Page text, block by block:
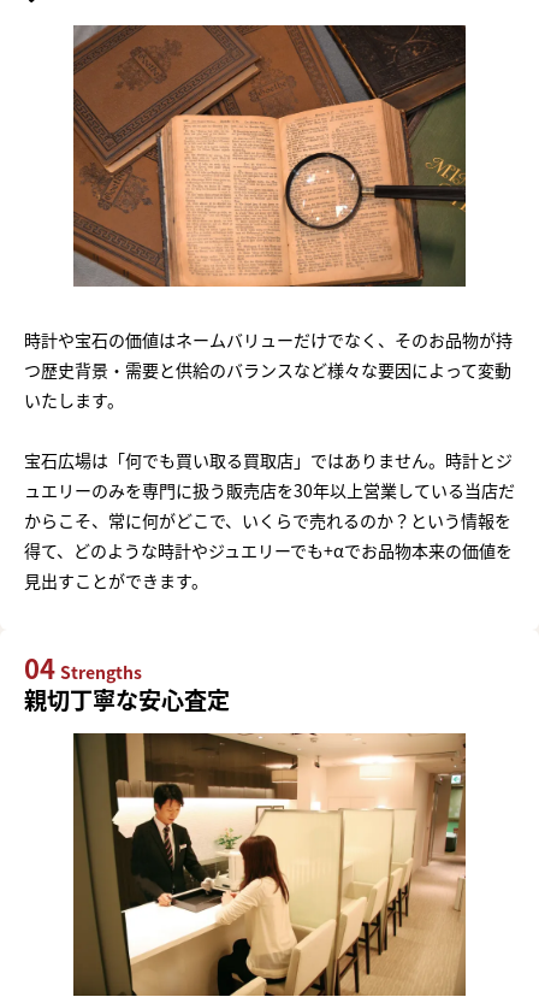
時計や宝石の価値はネームバリューだけでなく、そのお品物が持
つ歴史背景・需要と供給のバランスなど様々な要因によって変動
いたします。
宝石広場は「何でも買い取る買取店」ではありません。時計とジ
ュエリーのみを専門に扱う販売店を30年以上営業している当店だ
からこそ、常に何がどこで、いくらで売れるのか？という情報を
得て、どのような時計やジュエリーでも+αでお品物本来の価値を
見出すことができます。
04 Strengths
親切丁寧な安心査定